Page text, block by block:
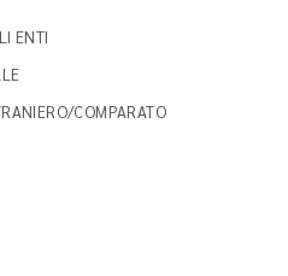
ENTI
COMPARATO